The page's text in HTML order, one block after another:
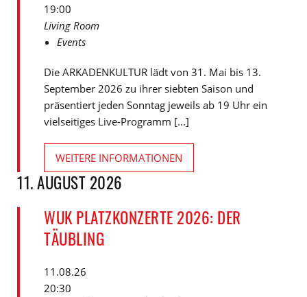
19:00
Living Room
Events
Die ARKADENKULTUR lädt von 31. Mai bis 13.
September 2026 zu ihrer siebten Saison und
präsentiert jeden Sonntag jeweils ab 19 Uhr ein
vielseitiges Live-Programm [...]
WEITERE INFORMATIONEN
11. AUGUST 2026
WUK PLATZKONZERTE 2026: DER
TÄUBLING
11.08.26
20:30